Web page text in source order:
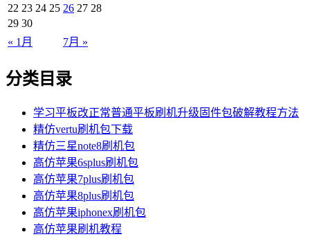
« 1月 7月 »
22 23 24 25 26 27 28
29 30
分类目录
学习平板改正常普通平板刷机升级固件包破解教程方法
精仿vertu刷机包下载
精仿三星note8刷机包
高仿苹果6splus刷机包
高仿苹果7plus刷机包
高仿苹果8plus刷机包
高仿苹果iphonex刷机包
高仿苹果刷机教程